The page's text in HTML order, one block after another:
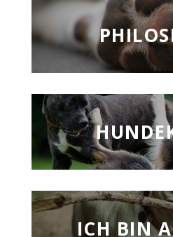
ICH BIN